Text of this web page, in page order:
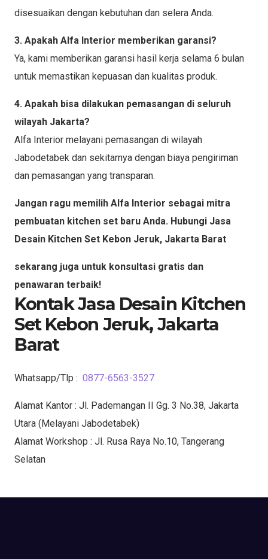
disesuaikan dengan kebutuhan dan selera Anda.
3. Apakah Alfa Interior memberikan garansi?
Ya, kami memberikan garansi hasil kerja selama 6 bulan
untuk memastikan kepuasan dan kualitas produk.
4. Apakah bisa dilakukan pemasangan di seluruh
wilayah Jakarta?
Alfa Interior melayani pemasangan di wilayah
Jabodetabek dan sekitarnya dengan biaya pengiriman
dan pemasangan yang transparan.
Jangan ragu memilih Alfa Interior sebagai mitra
pembuatan kitchen set baru Anda. Hubungi Jasa
Desain Kitchen Set Kebon Jeruk, Jakarta Barat
sekarang juga untuk konsultasi gratis dan
penawaran terbaik!
Kontak Jasa Desain Kitchen
Set Kebon Jeruk, Jakarta
Barat
Whatsapp/Tlp : 0877-6563-3527
Alamat Kantor : Jl. Pademangan II Gg. 3 No.38, Jakarta
Utara (Melayani Jabodetabek)
Alamat Workshop : Jl. Rusa Raya No.10, Tangerang
Selatan